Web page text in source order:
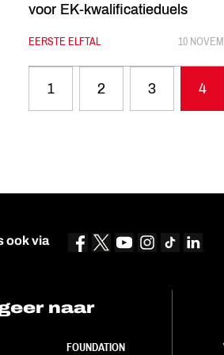
voor EK-kwalificatieduels
CATEGORIE:
EERSTE ELFTAL 10
1 2 3 4
ook via
naar
FOUNDATION